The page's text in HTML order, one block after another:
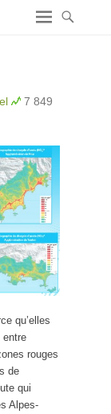
7 849
qu’elles
entre
rouges
de
qui
Alpes-